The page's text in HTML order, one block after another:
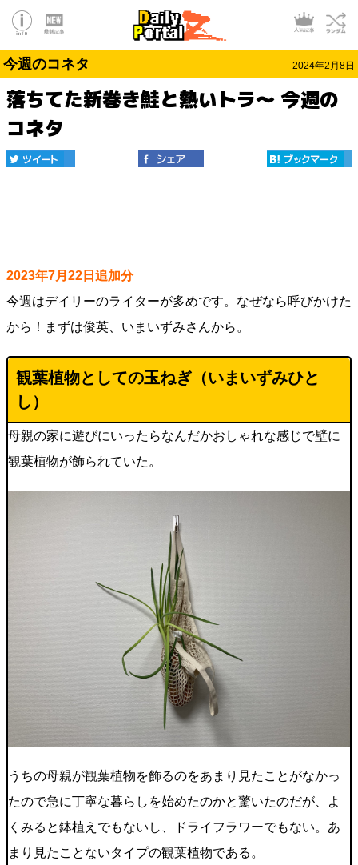
今週のコネタ 2024年2月8日
落ちてた新巻き鮭と熱いトラ～ 今週の
コネタ
2023年7月22日追加分
今週はデイリーのライターが多めです。なぜなら呼びかけた
から！まずは俊英、いまいずみさんから。
観葉植物としての玉ねぎ（いまいずみひと
し）
母親の家に遊びにいったらなんだかおしゃれな感じで壁に
観葉植物が飾られていた。
うちの母親が観葉植物を飾るのをあまり見たことがなかっ
たので急に丁寧な暮らしを始めたのかと驚いたのだが、よ
くみると鉢植えでもないし、ドライフラワーでもない。あ
まり見たことないタイプの観葉植物である。